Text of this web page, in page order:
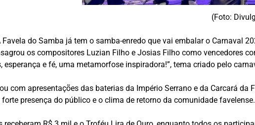
(Foto:
Favela do Samba já tem o samba-enredo que vai embalar o Carnaval
os compositores Luzian Filho e Josias Filho como vencedores
esperança e fé, uma metamorfose inspiradora!”, tema criado pelo
com apresentações das baterias da Império Serrano e da Carcará
presença do público e o clima de retorno da comunidade favelense.